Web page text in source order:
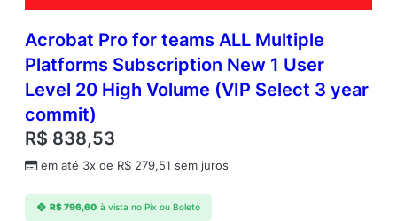
Acrobat Pro for teams ALL Multiple
Platforms Subscription New 1 User
Level 20 High Volume (VIP Select 3 year
commit)
R$ 838,53
em até 3x de R$ 279,51 sem juros
R$796,60 à vista no Pix ou Boleto